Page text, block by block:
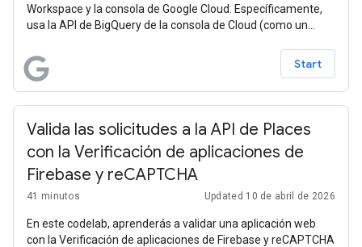
Workspace y la consola de Google Cloud. Específicamente,
usa la API de BigQuery de la consola de Cloud (como un
servicios integrados de Google Workspace: Hojas de cálculo
de Google y Presentaciones de Google. El objetivo de esta
aplicación de ejemplo es mostrarles a los usuarios que
pueden automatizar el proceso final, pasando del análisis de
macrodatos a la presentación de diapositivas, todo en un
fragmento de código (relativamente) corto.
Start
Valida las solicitudes a la API de Places
con la Verificación de aplicaciones de
Firebase y reCAPTCHA
41 minutos Updated 10 de abril de 2026
En este codelab, aprenderás a validar una aplicación web
con la Verificación de aplicaciones de Firebase y reCAPTCHA